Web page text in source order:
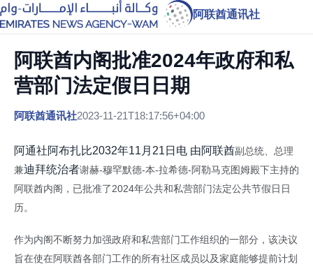
阿联酋通讯社
阿联酋内阁批准2024年政府和私
营部门法定假日日期
阿联酋通讯社2023-11-21T18:17:56+04:00
阿通社阿布扎比2032年11月21日电 由阿联酋副总统、总理
兼迪拜统治者谢赫-穆罕默德-本-拉希德-阿勒马克图姆殿下主持的
阿联酋内阁，已批准了2024年公共和私营部门法定公共节假日日
历。
作为内阁不断努力加强政府和私营部门工作组织的一部分，该决议
旨在使在阿联酋各部门工作的所有社区成员以及家庭能够提前计划